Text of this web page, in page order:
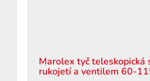
Marolex tyč teleskopická
rukojetí a ventilem 60-